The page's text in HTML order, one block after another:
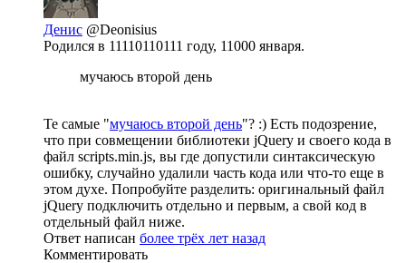
Денис @Deonisius
Родился в 11110110111 году, 11000 января.
мучаюсь второй день
Те самые "мучаюсь второй день"? :) Есть подозрение,
что при совмещении библиотеки jQuery и своего кода в
файл scripts.min.js, вы где допустили синтаксическую
ошибку, случайно удалили часть кода или что-то еще в
этом духе. Попробуйте разделить: оригинальный файл
jQuery подключить отдельно и первым, а свой код в
отдельный файл ниже.
Ответ написан более трёх лет назад
Комментировать